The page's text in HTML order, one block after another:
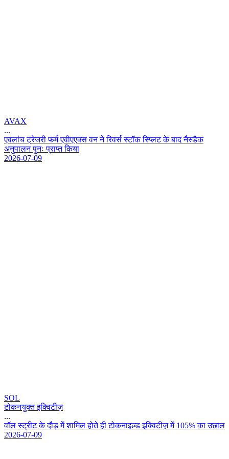
AVAX
...
एवलच टरजर फर एवएएकस वन न रवर सटक सट क बद नसडक
अनपलन पन परपत कय
2026-07-09
SOL
टोकनयुक्त इक्विटीज़
...
वल सटरट क दड म शमल हत ह टकनइजड इकटज म 105% क उछल
2026-07-09